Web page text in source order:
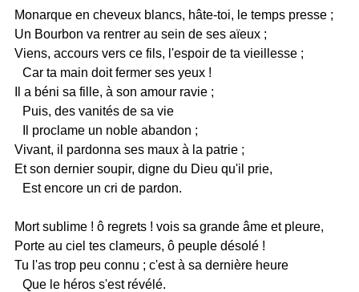
Monarque en cheveux blancs, hâte-toi, le temps presse ;
Un Bourbon va rentrer au sein de ses aïeux ;
Viens, accours vers ce fils, l'espoir de ta vieillesse ;
Car ta main doit fermer ses yeux !
Il a béni sa fille, à son amour ravie ;
Puis, des vanités de sa vie
Il proclame un noble abandon ;
Vivant, il pardonna ses maux à la patrie ;
Et son dernier soupir, digne du Dieu qu'il prie,
Est encore un cri de pardon.
Mort sublime ! ô regrets ! vois sa grande âme et pleure,
Porte au ciel tes clameurs, ô peuple désolé !
Tu l'as trop peu connu ; c'est à sa dernière heure
Que le héros s'est révélé.